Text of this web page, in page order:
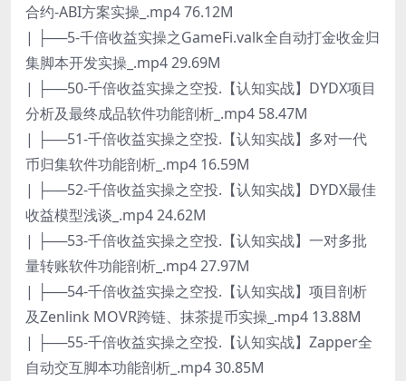
合约-ABI方案实操_.mp4 76.12M
| ├──5-千倍收益实操之GameFi.valk全自动打金收金归
集脚本开发实操_.mp4 29.69M
| ├──50-千倍收益实操之空投.【认知实战】DYDX项目
分析及最终成品软件功能剖析_.mp4 58.47M
| ├──51-千倍收益实操之空投.【认知实战】多对一代
币归集软件功能剖析_.mp4 16.59M
| ├──52-千倍收益实操之空投.【认知实战】DYDX最佳
收益模型浅谈_.mp4 24.62M
| ├──53-千倍收益实操之空投.【认知实战】一对多批
量转账软件功能剖析_.mp4 27.97M
| ├──54-千倍收益实操之空投.【认知实战】项目剖析
及Zenlink MOVR跨链、抹茶提币实操_.mp4 13.88M
| ├──55-千倍收益实操之空投.【认知实战】Zapper全
自动交互脚本功能剖析_.mp4 30.85M